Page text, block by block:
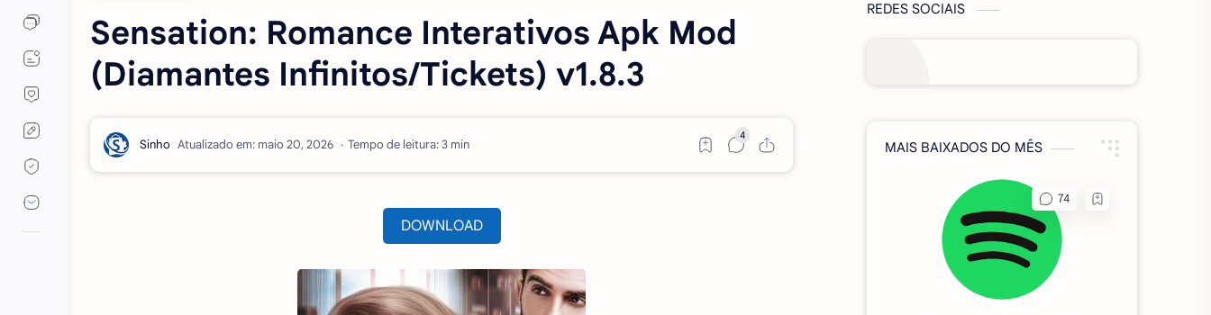
Sensation: Romance Interativos Apk Mod
(Diamantes Infinitos/Tickets) v1.8.3
Atualizado em: Tempo de leitura: 3 min
DOWNLOAD
REDES SOCIAIS
MAIS BAIXADOS DO MÊS